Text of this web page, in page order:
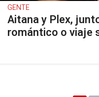
GENTE
Aitana y Plex,
romántico o viaje